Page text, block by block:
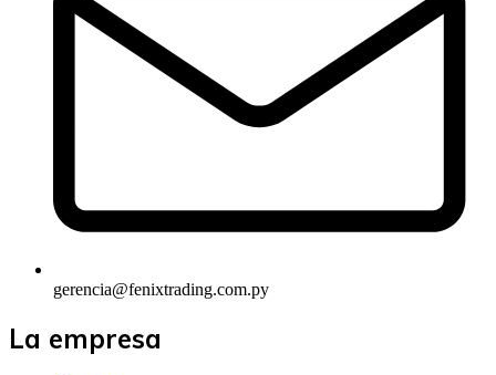
gerencia@fenixtrading.com.py
La empresa